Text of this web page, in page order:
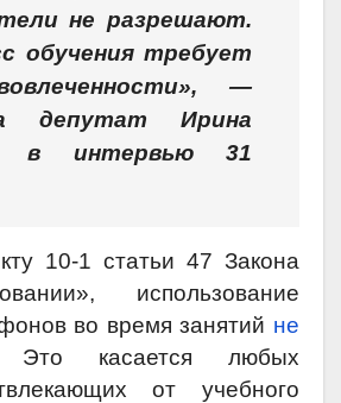
не разрешают.
обучения требует
—
депутат Ирина
в интервью 31
10-1 статьи 47 Закона
использование
во время занятий не
касается любых
от учебного